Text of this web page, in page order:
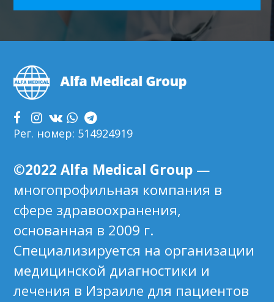
Footer
Рег. номер: 514924919
©2022 Alfa Medical Group —
многопрофильная компания в
сфере здравоохранения,
основанная в 2009 г.
Специализируется на организации
медицинской диагностики и
лечения в Израиле для пациентов